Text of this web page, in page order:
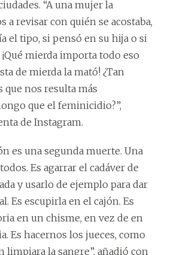
“A una mujer la
a revisar con quién se acostaba,
el tipo, si pensó en su hija o si
mierda importa todo eso
de mierda la mató! ¿Tan
que nos resulta más
que el feminicidio?”,
de Instagram.
es una segunda muerte. Una
Es agarrar el cadáver de
y usarlo de ejemplo para dar
Es escupirla en el cajón. Es
en un chisme, en vez de en
Es hacernos los jueces, como
limpiara la sangre”, añadió con